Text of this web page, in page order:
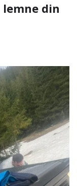
lemne din